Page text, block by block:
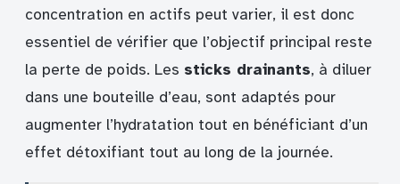
concentration en actifs peut varier, il est donc
essentiel de vérifier que l’objectif principal reste
la perte de poids. Les sticks drainants, à diluer
dans une bouteille d’eau, sont adaptés pour
augmenter l’hydratation tout en bénéficiant d’un
effet détoxifiant tout au long de la journée.